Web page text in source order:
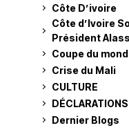
Côte D’ivoire
Côte d’Ivoire
Président
Coupe du
Crise du Mali
CULTURE
Dernier Blogs